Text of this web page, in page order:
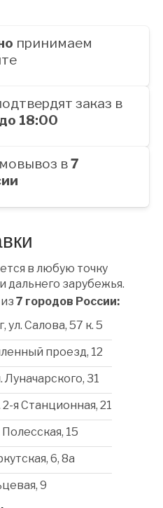
принимаем
заказ в
18:00
в7
в любую точку
дальнего зарубежья.
7 городов России:
ул. Салова, 57 к. 5
проезд, 12
Луначарского, 31
я Станционная, 21
15
6, 8a
9